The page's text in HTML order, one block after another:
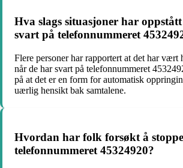
Hva slags situasjoner har
svart på telefonnummeret
Flere personer har rapportert at det har vært
når de har svart på telefonnummeret
på at det er en form for automatisk
uærlig hensikt bak samtalene.
Hvordan har folk forsøkt å
telefonnummeret 45324920?